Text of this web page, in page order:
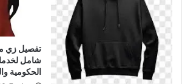
تفصيل زي
شامل
الحكومية والخاصة |